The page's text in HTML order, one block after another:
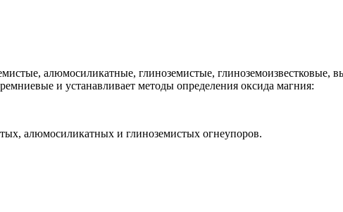
алюмосиликатные, глиноземистые, глиноземоизвестковые,
и устанавливает методы определения оксида магния:
алюмосиликатных и глиноземистых огнеупоров.